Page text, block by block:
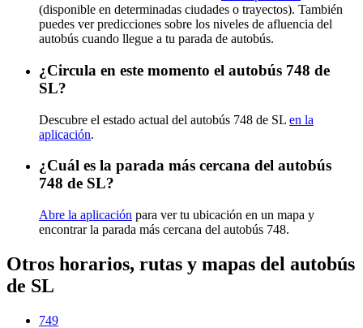
(disponible en determinadas ciudades o trayectos). También
puedes ver predicciones sobre los niveles de afluencia del
autobús cuando llegue a tu parada de autobús.
¿Circula en este momento el autobús 748 de
SL?
Descubre el estado actual del autobús 748 de SL en la
aplicación.
¿Cuál es la parada más cercana del autobús
748 de SL?
Abre la aplicación para ver tu ubicación en un mapa y
encontrar la parada más cercana del autobús 748.
Otros horarios, rutas y mapas del autobús
de SL
749